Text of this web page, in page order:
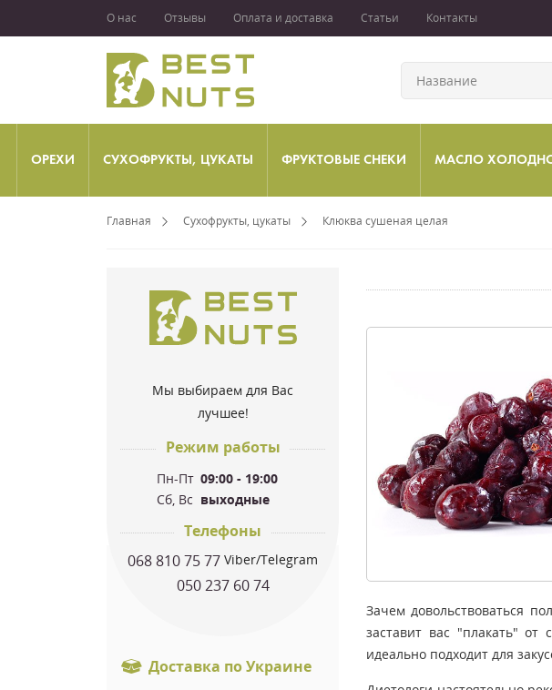
О нас Отзывы Оплата и доставка Статьи Контакты
ОРЕХИ СУХОФРУКТЫ, ЦУКАТЫ ФРУКТОВЫЕ СНЕКИ МАСЛО
Главная Сухофрукты, цукаты Клюква сушеная целая
Мы выбираем для Вас
лучшее!
Режим работы
Пн-Пт 09:00 - 19:00
Сб, Вс выходные
Телефоны
068 810 75 77 Viber/Telegram
050 237 60 74
Доставка по Украине
Зачем довольствоваться
заставит вас "плакать" от
идеально подходит для